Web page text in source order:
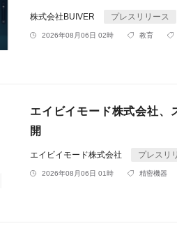
株式会社BUIVER プレスリリース
2026年08月06日 02時 教育
エイビイモード株式会社、
開
エイビイモード株式会社 プレスリ
2026年08月06日 01時 精密機器